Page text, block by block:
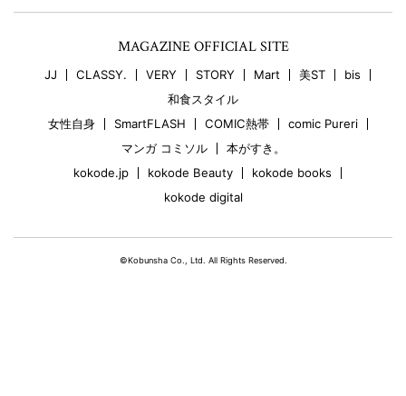
MAGAZINE OFFICIAL SITE
JJ CLASSY. VERY STORY Mart 美ST
bis
和食スタイル
女性自身
SmartFLASH COMIC熱帯
comic Pureri
マンガ コミソル
本がすき。
kokode.jp
kokode Beauty
kokode books
kokode digital
©Kobunsha Co., Ltd. All Rights Reserved.